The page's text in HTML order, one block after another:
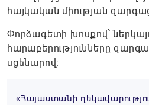
հայկական միության
Փորձագետի խոսքով՝
հարաբերությունները
սցենարով։
«Հայաստանի